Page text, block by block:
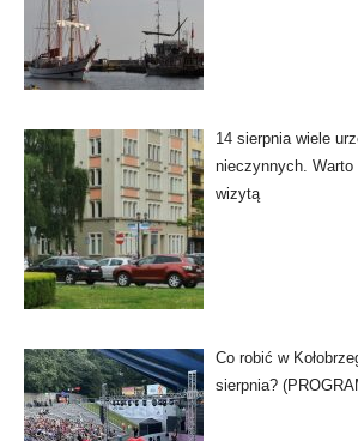
14 sierpnia wiele
nieczynnych. Warto
wizytą
Co robić w
sierpnia?